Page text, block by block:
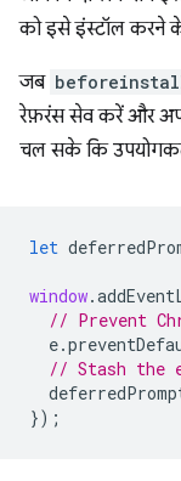
को इसे इंस्टॉल करने
जब
रेफ़रंस सेव करें और
चल सके कि
let
window.
// Prevent
e.
// Stash the
});